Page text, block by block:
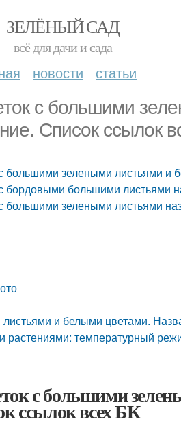
ЗЕЛЁНЫЙ САД
всё для дачи и сада
новости статьи
с большими
Список ссылок
большими зелеными листьями и
бордовыми большими листьями
большими зелеными листьями
и белыми цветами.
растениями: температурный
с большими
ссылок всех БК